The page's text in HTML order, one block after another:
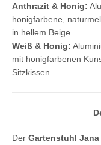
Anthrazit & Honig:
honigfarbene,
in hellem Beige.
Weiß & Honig:
mit honigfarbenen
Sitzkissen.
Der Gartenstuhl Jana